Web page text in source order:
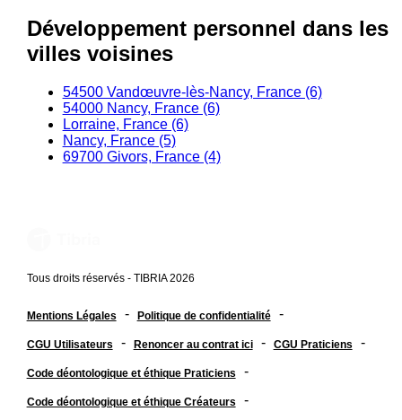
Développement personnel dans les
villes voisines
54500 Vandœuvre-lès-Nancy, France (6)
54000 Nancy, France (6)
Lorraine, France (6)
Nancy, France (5)
69700 Givors, France (4)
Tous droits réservés - TIBRIA 2026
Mentions Légales - Politique de confidentialité -
CGU Utilisateurs - Renoncer au contrat ici - CGU Praticiens -
Code déontologique et éthique Praticiens -
Code déontologique et éthique Créateurs -